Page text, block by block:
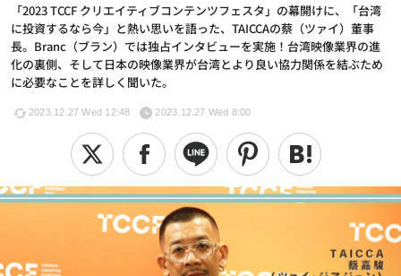
「2023 TCCF クリエイティブコンテンツフェスタ」の幕開けに、「台湾
に投資するなら今」と熱い思いを語った、TAICCAの蔡（ツァイ）董事
長。Branc（ブラン）では独占インタビューを実施！台湾映像業界の進
化の裏側、そして日本の映像業界が台湾とより良い協力関係を結ぶため
に必要なことを詳しく聞いた。
2023.12.27 Wed 12:48 2023.12.27 Wed 8:00